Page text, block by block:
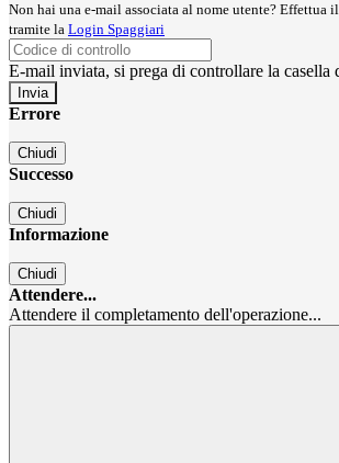
Non hai una e-mail associata al nome utente? Effettua
tramite la Login Spaggiari
E-mail inviata, si prega di controllare la casella
Errore
Chiudi
Successo
Chiudi
Informazione
Chiudi
Attendere...
Attendere il completamento dell'operazione...